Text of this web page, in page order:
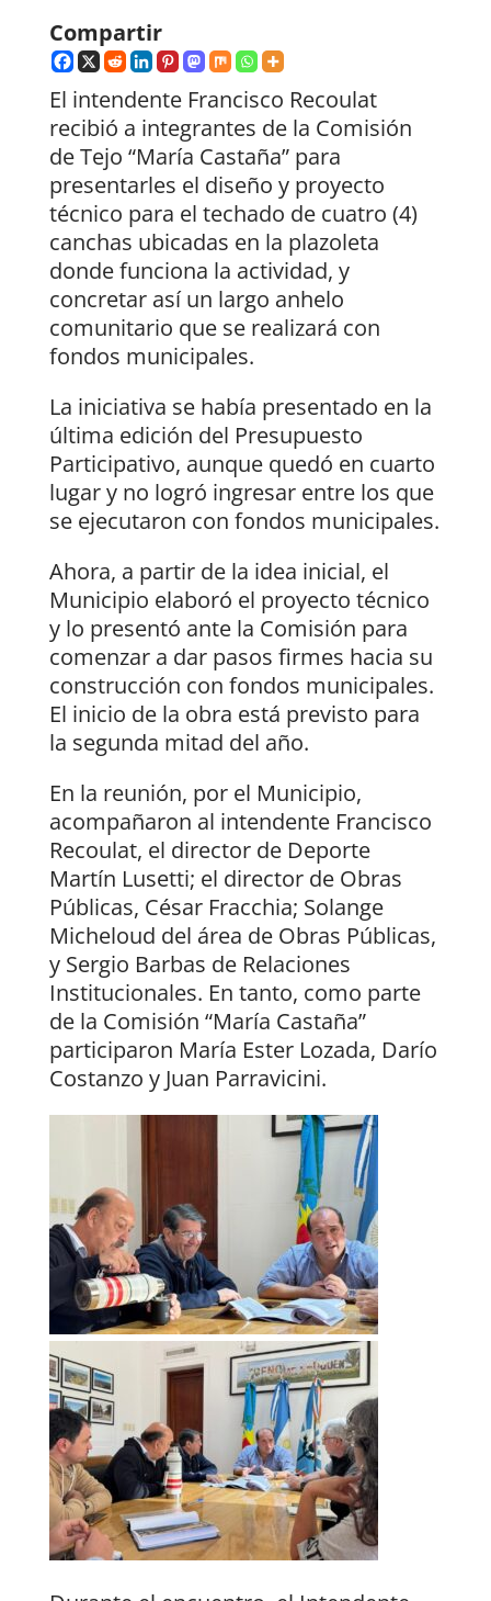
Compartir
El intendente Francisco Recoulat
recibió a integrantes de la Comisión
de Tejo “María Castaña” para
presentarles el diseño y proyecto
técnico para el techado de cuatro (4)
canchas ubicadas en la plazoleta
donde funciona la actividad, y
concretar así un largo anhelo
comunitario que se realizará con
fondos municipales.
La iniciativa se había presentado en la
última edición del Presupuesto
Participativo, aunque quedó en cuarto
lugar y no logró ingresar entre los que
se ejecutaron con fondos municipales.
Ahora, a partir de la idea inicial, el
Municipio elaboró el proyecto técnico
y lo presentó ante la Comisión para
comenzar a dar pasos firmes hacia su
construcción con fondos municipales.
El inicio de la obra está previsto para
la segunda mitad del año.
En la reunión, por el Municipio,
acompañaron al intendente Francisco
Recoulat, el director de Deporte
Martín Lusetti; el director de Obras
Públicas, César Fracchia; Solange
Micheloud del área de Obras Públicas,
y Sergio Barbas de Relaciones
Institucionales. En tanto, como parte
de la Comisión “María Castaña”
participaron María Ester Lozada, Darío
Costanzo y Juan Parravicini.